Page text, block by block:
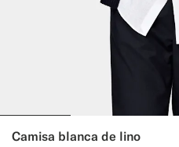
Camisa blanca de lino